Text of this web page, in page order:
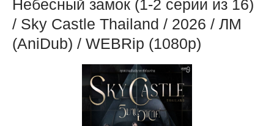
Небесный замок (1-2 серии из 16)
/ Sky Castle Thailand / 2026 / ЛМ
(AniDub) / WEBRip (1080р)